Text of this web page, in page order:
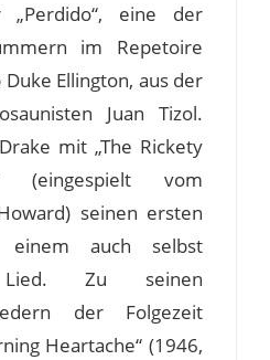
eine der
im Repetoire
Ellington, aus der
Juan Tizol.
mit „The Rickety
(eingespielt vom
seinen ersten
einem auch selbst
Lied. Zu seinen
der Folgezeit
Heartache“ (1946,